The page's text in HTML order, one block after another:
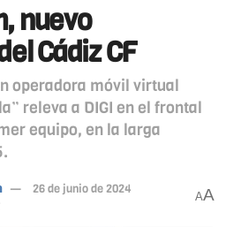
nuevo
Cádiz CF
operadora móvil virtual
releva a DIGI en el frontal
equipo, en la larga
26 de junio de 2024
AA